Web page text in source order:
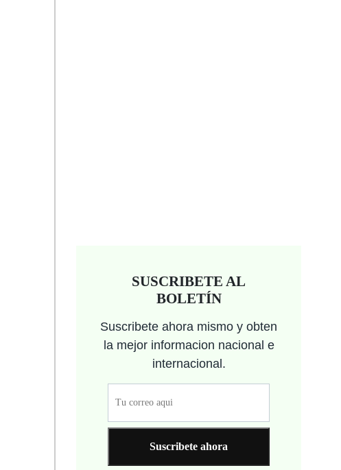
SUSCRIBETE AL
BOLETÍN
Suscribete ahora mismo y obten
la mejor informacion nacional e
internacional.
Suscribete ahora